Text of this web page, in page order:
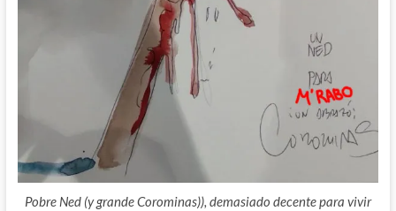
Pobre Ned (y grande Corominas)), demasiado decente para vivir